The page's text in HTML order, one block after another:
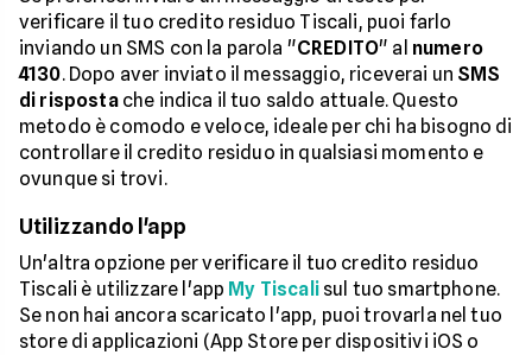
verificare il tuo credito residuo Tiscali, puoi farlo
inviando un SMS con la parola "CREDITO" al numero
4130. Dopo aver inviato il messaggio, riceverai un SMS
di rispostache indica il tuo saldo attuale. Questo
metodo è comodo e veloce, ideale per chi ha bisogno di
controllare il credito residuo in qualsiasi momento e
ovunque si trovi.
Utilizzando l'app
Un'altra opzione per verificare il tuo credito residuo
Tiscali è utilizzare l'app My Tiscalisul tuo smartphone.
Se non hai ancora scaricato l'app, puoi trovarla nel tuo
store di applicazioni (App Store per dispositivi iOS o